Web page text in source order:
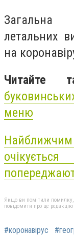
Загальна
летальних
на
Читайте
меню
Якщо ви помітили помилку,
повідомити про це редакцію
#коронавірус